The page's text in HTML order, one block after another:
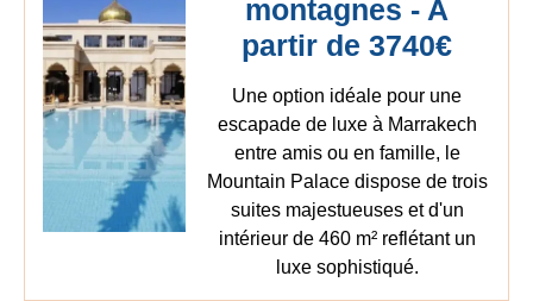
montagnes - A
partir de 3740€
Une option idéale pour une
escapade de luxe à Marrakech
entre amis ou en famille, le
Mountain Palace dispose de trois
suites majestueuses et d'un
intérieur de 460 m² reflétant un
luxe sophistiqué.